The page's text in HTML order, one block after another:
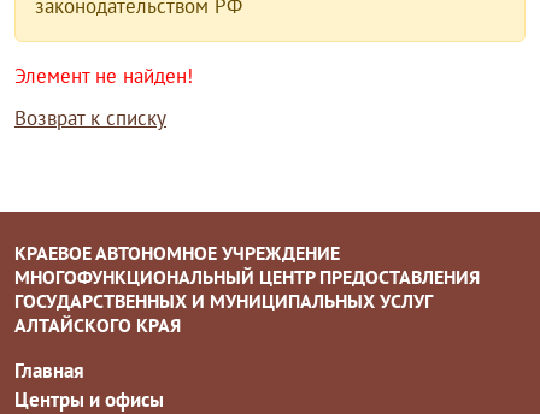
законодательством РФ
Элемент не найден!
Возврат к списку
КРАЕВОЕ АВТОНОМНОЕ УЧРЕЖДЕНИЕ
МНОГОФУНКЦИОНАЛЬНЫЙ ЦЕНТР ПРЕДОСТАВЛЕНИЯ
ГОСУДАРСТВЕННЫХ И МУНИЦИПАЛЬНЫХ УСЛУГ
АЛТАЙСКОГО КРАЯ
Главная
Центры и офисы